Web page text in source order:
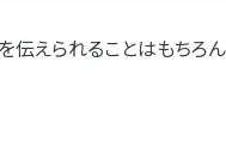
伝えられることはもちろ